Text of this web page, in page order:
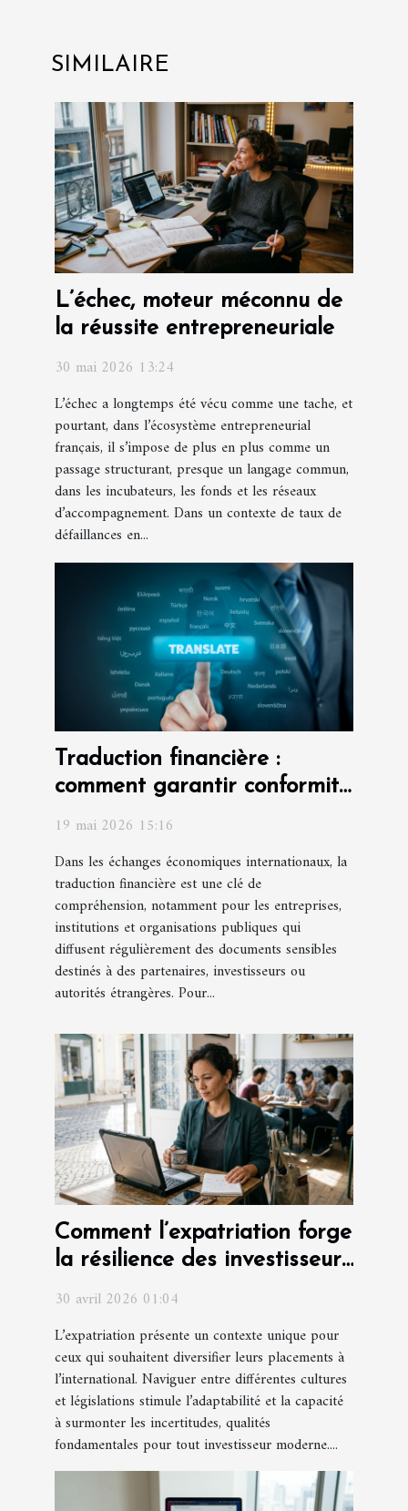
SIMILAIRE
L’échec, moteur méconnu de
la réussite entrepreneuriale
30 mai 2026 13:24
L’échec a longtemps été vécu comme une tache, et
pourtant, dans l’écosystème entrepreneurial
français, il s’impose de plus en plus comme un
passage structurant, presque un langage commun,
dans les incubateurs, les fonds et les réseaux
d’accompagnement. Dans un contexte de taux de
défaillances en...
Traduction financière :
comment garantir conformité
et fiabilité des documents ?
19 mai 2026 15:16
Dans les échanges économiques internationaux, la
traduction financière est une clé de
compréhension, notamment pour les entreprises,
institutions et organisations publiques qui
diffusent régulièrement des documents sensibles
destinés à des partenaires, investisseurs ou
autorités étrangères. Pour...
Comment l’expatriation forge
la résilience des investisseurs
30 avril 2026 01:04
L’expatriation présente un contexte unique pour
ceux qui souhaitent diversifier leurs placements à
l’international. Naviguer entre différentes cultures
et législations stimule l’adaptabilité et la capacité
à surmonter les incertitudes, qualités
fondamentales pour tout investisseur moderne....